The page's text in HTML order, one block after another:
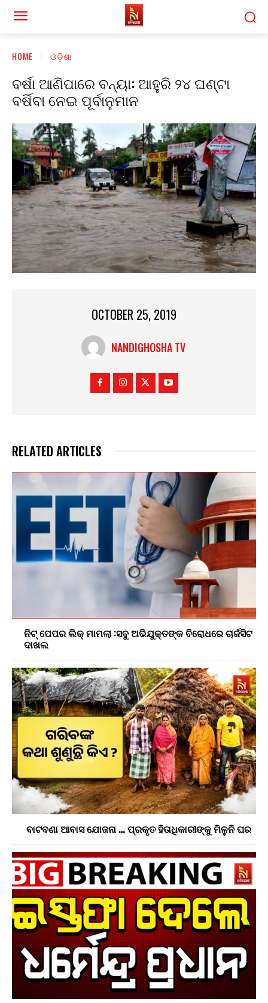
HOME ଓଡ଼ିଶା
ବର୍ଷା ଆଣିପାରେ ବନ୍ୟା: ଆହୁରି ୨୪ ଘଣ୍ଟା
ବର୍ଷିବା ନେଇ ପୂର୍ବାନୁମାନ
OCTOBER 25, 2019
NANDIGHOSHA TV
RELATED ARTICLES
ନିଟ୍ ପେପର ଲିକ୍ ମାମଲା :ସବୁ ଅଭିଯୁକ୍ତଙ୍କ ବିରୋଧରେ ଚାର୍ଜସିଟ
ଦାଖଲ
ବାଟବଣା ଆବାସ ଯୋଜନା … ପ୍ରକୃତ ହିତାଧିକାରୀଙ୍କୁ ମିଳୁନି ଘର